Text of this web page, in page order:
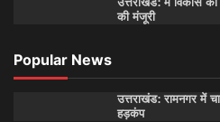
की मंजूरी
Popular News
उत्तराखंड: रामनगर में
हड़कंप